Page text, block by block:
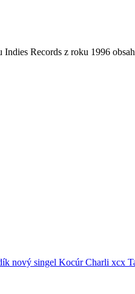
Records z roku 1996
nový singel Kocúr Charli xcx